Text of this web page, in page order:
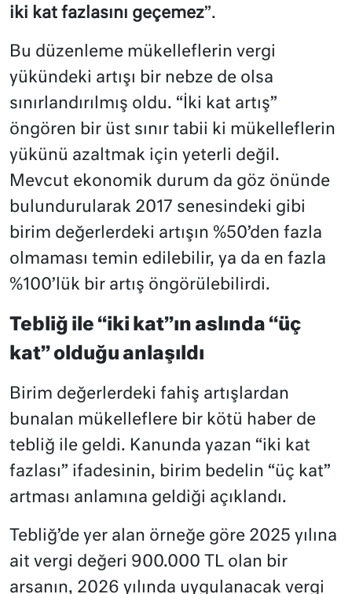
iki kat fazlasını geçemez”.
Bu düzenleme mükelleflerin vergi
yükündeki artışı bir nebze de olsa
sınırlandırılmış oldu. “İki kat artış”
öngören bir üst sınır tabii ki mükelleflerin
yükünü azaltmak için yeterli değil.
Mevcut ekonomik durum da göz önünde
bulundurularak 2017 senesindeki gibi
birim değerlerdeki artışın %50’den fazla
olmaması temin edilebilir, ya da en fazla
%100’lük bir artış öngörülebilirdi.
Tebliğ ile “iki kat”ın aslında “üç
kat” olduğu anlaşıldı
Birim değerlerdeki fahiş artışlardan
bunalan mükelleflere bir kötü haber de
tebliğ ile geldi. Kanunda yazan “iki kat
fazlası” ifadesinin, birim bedelin “üç kat”
artması anlamına geldiği açıklandı.
Tebliğ’de yer alan örneğe göre 2025 yılına
ait vergi değeri 900.000 TL olan bir
arsanın, 2026 yılında uygulanacak vergi